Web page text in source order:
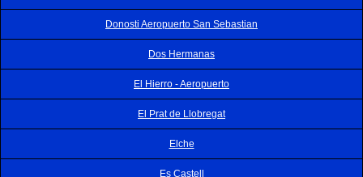
Donosti Aeropuerto San Sebastian
Dos Hermanas
El Hierro - Aeropuerto
El Prat de Llobregat
Elche
Es Castell